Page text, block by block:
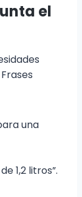
el
una
1,2 litros”.